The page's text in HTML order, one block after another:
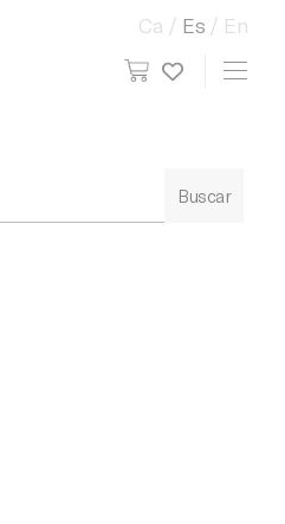
view cartMy
Ca Es En
Buscar